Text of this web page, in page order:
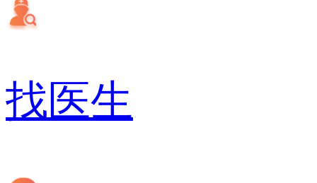
找医生